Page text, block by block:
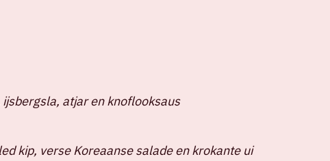
atjar en knoflooksaus
kip, verse Koreaanse salade en krokante ui